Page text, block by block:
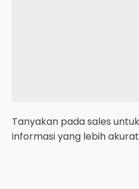
Tanyakan pada sales
informasi yang lebih akurat